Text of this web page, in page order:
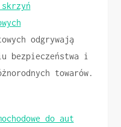
odgrywają
bezpieczeństwa i
towarów.
do aut